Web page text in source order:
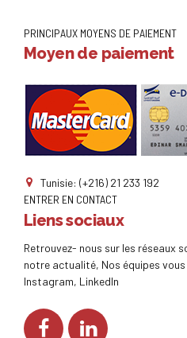
PRINCIPAUX MOYENS DE PAIEMENT
Moyen de paiement
Tunisie: (+216) 21 233 192
ENTRER EN CONTACT
Liens sociaux
Retrouvez- nous sur les réseaux
notre actualité, Nos équipes
Instagram, LinkedIn